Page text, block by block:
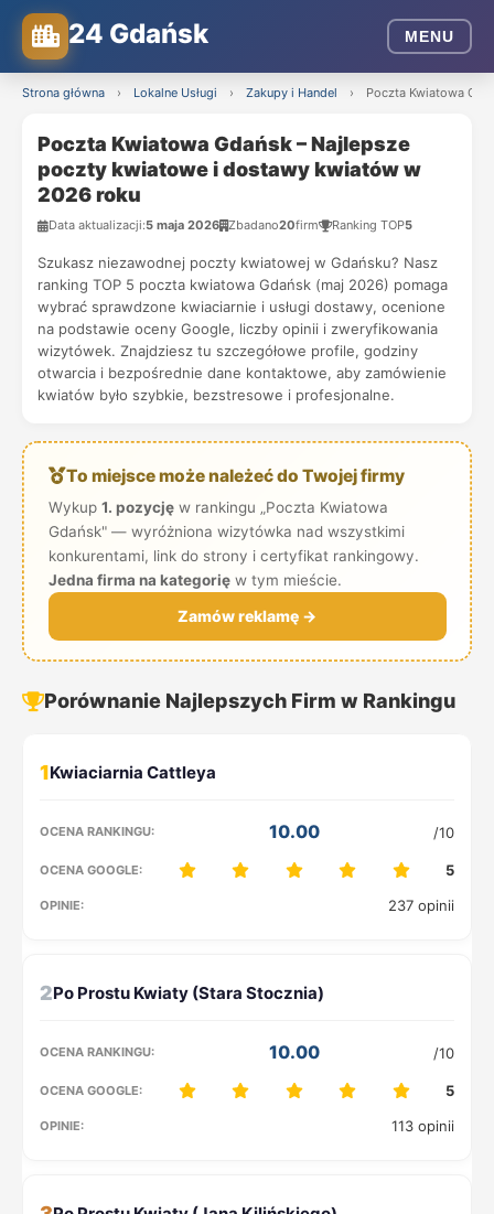
24 Gdańsk MENU
Strona główna › Lokalne Usługi › Zakupy i Handel › Poczta Kwiatowa
Poczta Kwiatowa Gdańsk – Najlepsze
poczty kwiatowe i dostawy kwiatów w
2026 roku
Data aktualizacji:5 maja 2026 Zbadano20firm Ranking TOP5
Szukasz niezawodnej poczty kwiatowej w Gdańsku? Nasz
ranking TOP 5 poczta kwiatowa Gdańsk (maj 2026) pomaga
wybrać sprawdzone kwiaciarnie i usługi dostawy, ocenione
na podstawie oceny Google, liczby opinii i zweryfikowania
wizytówek. Znajdziesz tu szczegółowe profile, godziny
otwarcia i bezpośrednie dane kontaktowe, aby zamówienie
kwiatów było szybkie, bezstresowe i profesjonalne.
To miejsce może należeć do Twojej firmy
Wykup 1. pozycjęw rankingu „Poczta Kwiatowa
Gdańsk" — wyróżniona wizytówka nad wszystkimi
konkurentami, link do strony i certyfikat rankingowy.
Jedna firma na kategorięw tym mieście.
Zamów reklamę →
Porównanie Najlepszych Firm w Rankingu
1
10.00 /10
5
237 opinii
2
10.00 /10
5
113 opinii